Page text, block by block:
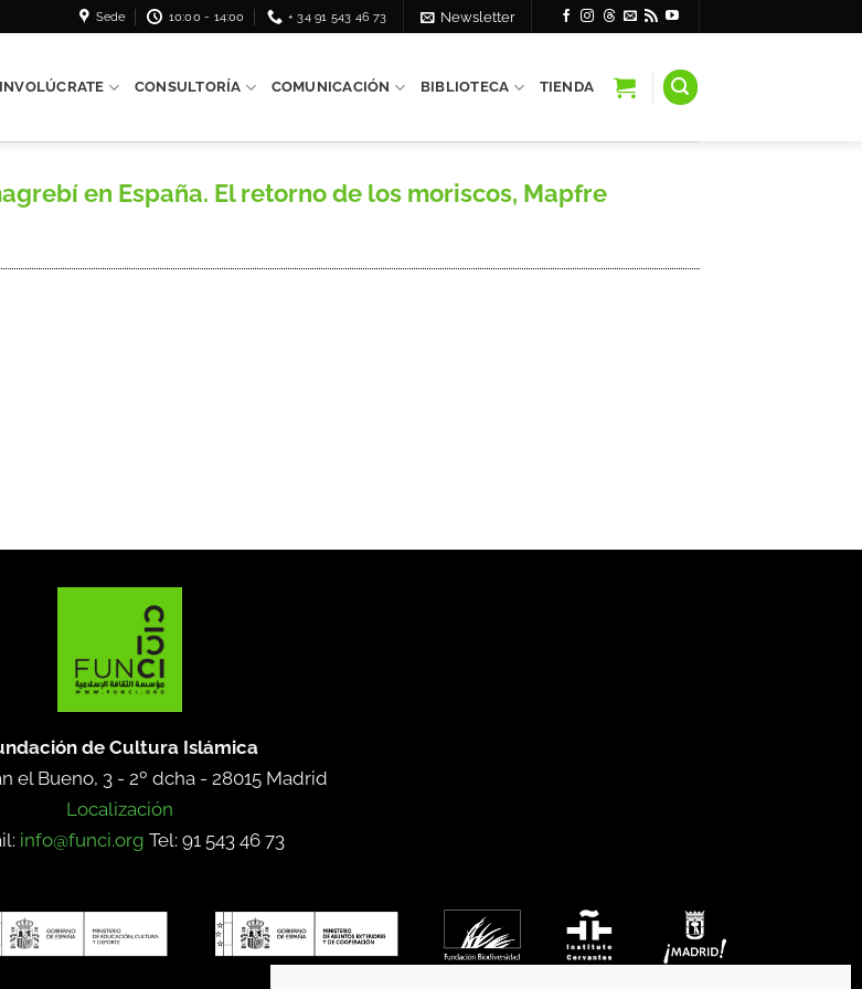
Sede 10:00 - 14:00 + 34 91 543 46 73 Newsletter
INVOLÚCRATE CONSULTORÍA COMUNICACIÓN BIBLIOTECA TIENDA
en España. El retorno de los moriscos, Mapfre
de Cultura Islámica
el Bueno, 3 - 2º dcha - 28015 Madrid
Localización
info@funci.org Tel: 91 543 46 73